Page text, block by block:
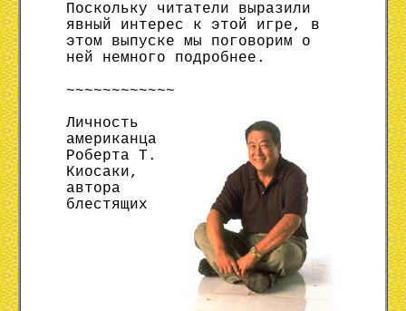
Поскольку читатели выразили
явный интерес к этой игре, в
этом выпуске мы поговорим о
ней немного подробнее.
~~~~~~~~~~~~
Личность
американца
Роберта Т.
Киосаки,
автора
блестящих